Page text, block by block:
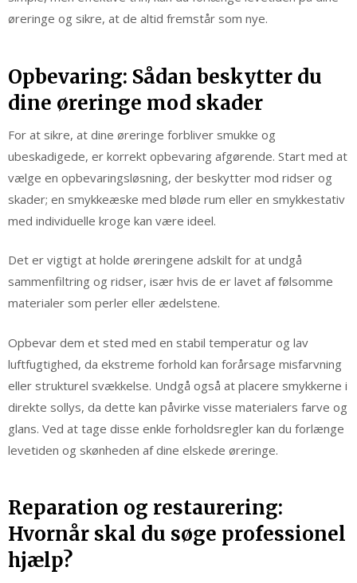
øreringe og sikre, at de altid fremstår som nye.
Opbevaring: Sådan beskytter du
dine øreringe mod skader
For at sikre, at dine øreringe forbliver smukke og
ubeskadigede, er korrekt opbevaring afgørende. Start med at
vælge en opbevaringsløsning, der beskytter mod ridser og
skader; en smykkeæske med bløde rum eller en smykkestativ
med individuelle kroge kan være ideel.
Det er vigtigt at holde øreringene adskilt for at undgå
sammenfiltring og ridser, især hvis de er lavet af følsomme
materialer som perler eller ædelstene.
Opbevar dem et sted med en stabil temperatur og lav
luftfugtighed, da ekstreme forhold kan forårsage misfarvning
eller strukturel svækkelse. Undgå også at placere smykkerne i
direkte sollys, da dette kan påvirke visse materialers farve og
glans. Ved at tage disse enkle forholdsregler kan du forlænge
levetiden og skønheden af dine elskede øreringe.
Reparation og restaurering:
Hvornår skal du søge professionel
hjælp?